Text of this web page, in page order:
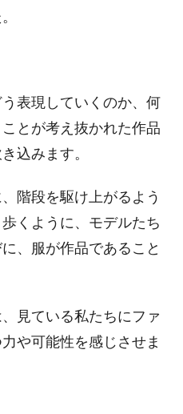
表現していくのか、何
とが考え抜かれた作品
込みます。
階段を駆け上がるよう
くように、モデルたち
、服が作品であること
見ている私たちにファ
や可能性を感じさせま